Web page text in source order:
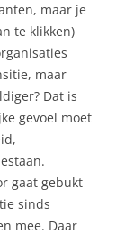
maar je
te klikken)
maar
Dat is
gevoel moet
gaat gebukt
sinds
mee. Daar